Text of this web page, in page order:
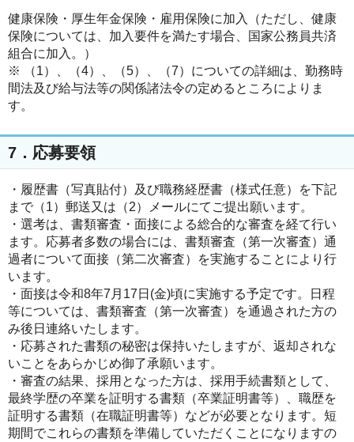
健康保険・厚生年金保険・雇用保険に加入（ただし、健康
保険については、加入要件を満たす場合、国家公務員共済
組合に加入。）
※ （1）、（4）、（5）、（7）についての詳細は、勤務時
間法及び給与法等の関係諸法令の定めるところによりま
す。
7．応募要領
・履歴書（写真貼付）及び職務経歴書（様式任意）を下記
まで（1）郵送又は（2）メールにてご提出願います。
・選考は、書類審査・面接による総合的な審査を経て行い
ます。応募者多数の場合には、書類審査（第一次審査）通
過者について面接（第二次審査）を実施することにより行
います。
・面接は令和8年7月17日(金)頃に実施する予定です。日程
等については、書類審査（第一次審査）を通過された方の
み後日連絡いたします。
・応募された書類の秘密は保持いたしますが、返却されな
いことをあらかじめ御了承願います。
・審査の結果、採用となった方は、採用手続書類として、
最終学歴の卒業を証明する書類（卒業証明書等）、職歴を
証明する書類（在職証明書等）などが必要となります。短
期間でこれらの書類を準備していただくことになりますの